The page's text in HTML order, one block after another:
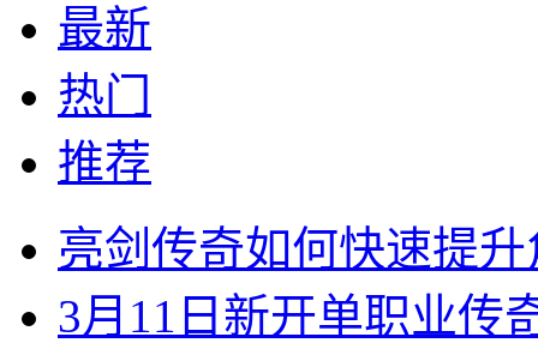
最新
热门
推荐
亮剑传奇如何快速提
3月11日新开单职业传